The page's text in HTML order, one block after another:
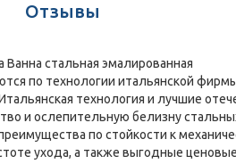
Отзывы
стальная эмалированная
по технологии итальянской
технология и лучшие
и ослепительную белизну
по стойкости к
ухода, а также выгодные